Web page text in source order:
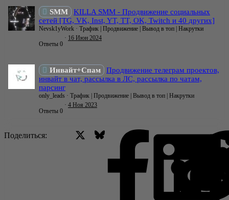
SMM
KILLA SMM - Продвижение социальных
сетей [TG, VK, Inst, YT, TT, OK, Twitch и 40 других]
Nevsk1yWork Трафик | Продвижение | Вывод в топ | Накрутки
Ответы 0
16 Июн 2024
Инвайт+Спам
Продвижение телеграм проектов,
инвайт в чат, рассылка в ЛС, рассылка по чатам,
парсинг
only_leads Трафик | Продвижение | Вывод в топ | Накрутки
Ответы 0
4 Ноя 2023
Поделиться: X (Twitter)Bluesky